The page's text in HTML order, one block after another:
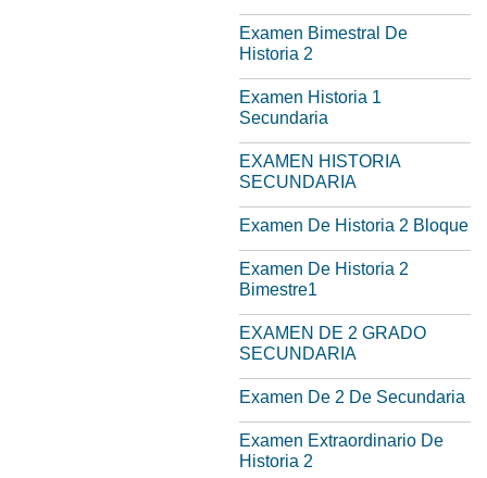
Examen Bimestral De
Historia 2
Examen Historia 1
Secundaria
EXAMEN HISTORIA
SECUNDARIA
Examen De Historia 2 Bloque
Examen De Historia 2
Bimestre1
EXAMEN DE 2 GRADO
SECUNDARIA
Examen De 2 De Secundaria
Examen Extraordinario De
Historia 2